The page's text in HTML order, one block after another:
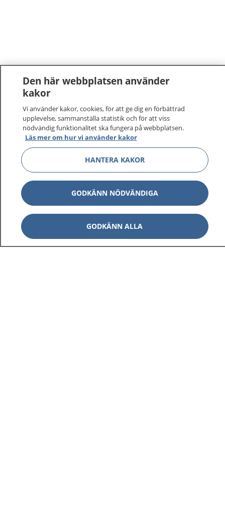
Den här webbplatsen använder
kakor
Vi använder kakor, cookies, för att ge dig en förbättrad
upplevelse, sammanställa statistik och för att viss
nödvändig funktionalitet ska fungera på webbplatsen.
Läs mer om hur vi använder kakor
HANTERA KAKOR
GODKÄNN NÖDVÄNDIGA
GODKÄNN ALLA